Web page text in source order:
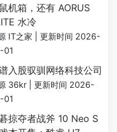
机箱，还有 AORUS
水冷
IT之家
更新时间 2026-
01
入股驭驯网络科技公司
36kr
更新时间 2026-
01
掠夺者战斧 10 Neo S